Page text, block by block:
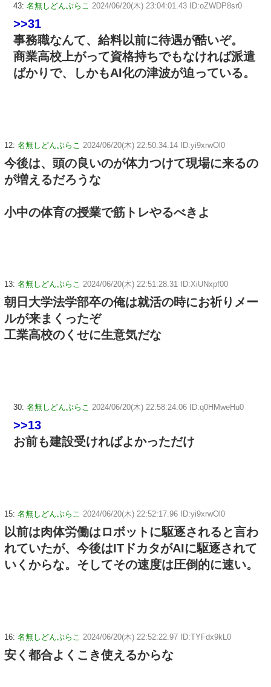
43: 名無しどんぶらこ 2024/06/20(木) 23:04:01.43 ID:oZWDP8sr0
>>31
事務職なんて、給料以前に待遇が酷いぞ。
商業高校上がって資格持ちでもなければ派遣
ばかりで、しかもAI化の津波が迫っている。
12: 名無しどんぶらこ 2024/06/20(木) 22:50:34.14 ID:yi9xrwOl0
今後は、頭の良いのが体力つけて現場に来るの
が増えるだろうな
小中の体育の授業で筋トレやるべきよ
13: 名無しどんぶらこ 2024/06/20(木) 22:51:28.31 ID:XiUNxpf00
朝日大学法学部卒の俺は就活の時にお祈りメー
ルが来まくったぞ
工業高校のくせに生意気だな
30: 名無しどんぶらこ 2024/06/20(木) 22:58:24.06 ID:q0HMweHu0
>>13
お前も建設受ければよかっただけ
15: 名無しどんぶらこ 2024/06/20(木) 22:52:17.96 ID:yi9xrwOl0
以前は肉体労働はロボットに駆逐されると言わ
れていたが、今後はITドカタがAIに駆逐されて
いくからな。そしてその速度は圧倒的に速い。
16: 名無しどんぶらこ 2024/06/20(木) 22:52:22.97 ID:TYFdx9kL0
安く都合よくこき使えるからな